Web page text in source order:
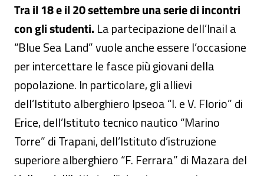
Tra il 18 e il 20 settembre una serie di incontri
con gli studenti. La partecipazione dell’Inail a
“Blue Sea Land” vuole anche essere l’occasione
per intercettare le fasce più giovani della
popolazione. In particolare, gli allievi
dell’Istituto alberghiero Ipseoa “I. e V. Florio” di
Erice, dell’Istituto tecnico nautico “Marino
Torre” di Trapani, dell’Istituto d’istruzione
superiore alberghiero “F. Ferrara” di Mazara del